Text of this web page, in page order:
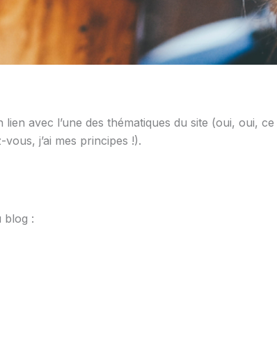
avec l’une des thématiques du site (oui, oui, ce
j’ai mes principes !).
blog :